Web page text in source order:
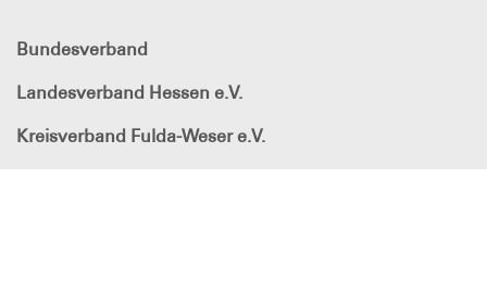
Bundesverband
Landesverband Hessen e.V.
Kreisverband Fulda-Weser e.V.